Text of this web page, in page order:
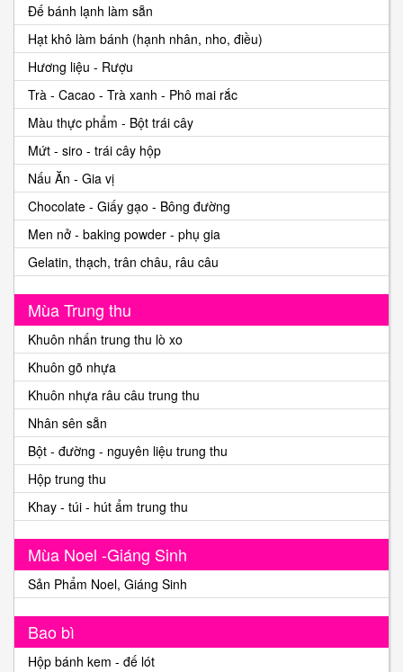
Đế bánh lạnh làm sẵn
Hạt khô làm bánh (hạnh nhân, nho, điều)
Hương liệu - Rượu
Trà - Cacao - Trà xanh - Phô mai rắc
Màu thực phẩm - Bột trái cây
Mứt - siro - trái cây hộp
Nấu Ăn - Gia vị
Chocolate - Giấy gạo - Bông đường
Men nở - baking powder - phụ gia
Gelatin, thạch, trân châu, râu câu
Mùa Trung thu
Khuôn nhấn trung thu lò xo
Khuôn gõ nhựa
Khuôn nhựa râu câu trung thu
Nhân sên sẵn
Bột - đường - nguyên liệu trung thu
Hộp trung thu
Khay - túi - hút ẩm trung thu
Mùa Noel -Giáng Sinh
Sản Phẩm Noel, Giáng Sinh
Bao bì
Hộp bánh kem - đế lót